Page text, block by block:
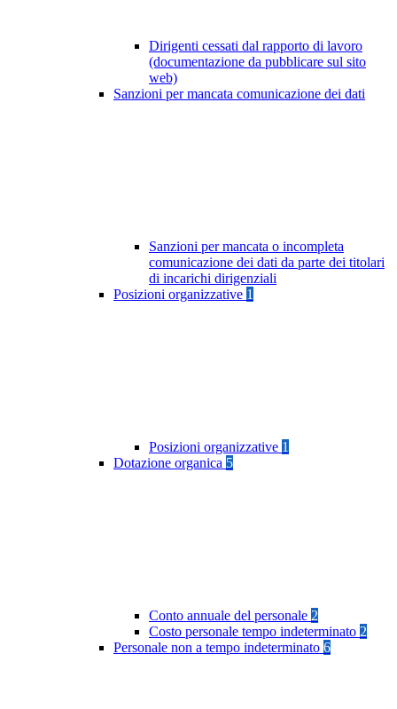
Dirigenti cessati dal rapporto di lavoro
(documentazione da pubblicare sul sito
web)
Sanzioni per mancata comunicazione dei dati
Sanzioni per mancata o incompleta
comunicazione dei dati da parte dei titolari
di incarichi dirigenziali
Posizioni organizzative 1
Posizioni organizzative 1
Dotazione organica 5
Conto annuale del personale 2
Costo personale tempo indeterminato 2
Personale non a tempo indeterminato 6